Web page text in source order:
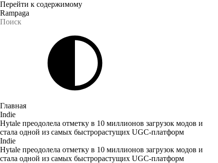
Перейти к содержимому
Rampaga
Главная
Indie
Hytale преодолела отметку в 10 миллионов загрузок модов и
стала одной из самых быстрорастущих UGC-платформ
Indie
Hytale преодолела отметку в 10 миллионов загрузок модов и
стала одной из самых быстрорастущих UGC-платформ